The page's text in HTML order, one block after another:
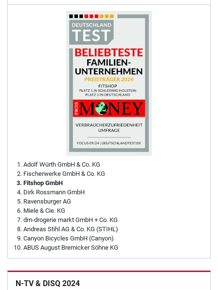
Adolf Würth GmbH & Co. KG
Fischerwerke GmbH & Co. KG
Fitshop GmbH
Dirk Rossmann GmbH
Ravensburger AG
Miele & Cie. KG
dm-drogerie markt GmbH + Co. KG
Andreas Stihl AG & Co. KG (STIHL)
Canyon Bicycles GmbH (Canyon)
ABUS August Bremicker Söhne KG
N-TV & DISQ 2024